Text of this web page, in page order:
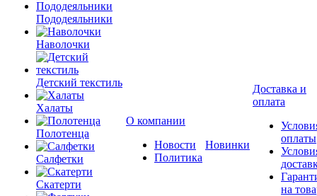
Пододеяльники
Наволочки
Детский текстиль
Халаты
Полотенца
Салфетки
Скатерти
О компании
Новости
Политика
Новинки
Доставка и
оплата
оплаты
на